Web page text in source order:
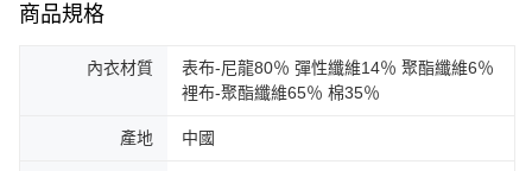
商品規格
內衣材質
表布-尼龍80％ 彈性纖維14％ 聚酯纖維6％
裡布-聚酯纖維65％ 棉35％
產地 中國